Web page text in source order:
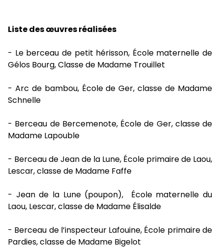
Liste des œuvres réalisées
- Le berceau de petit hérisson, École maternelle de
Gélos Bourg, Classe de Madame Trouillet
- Arc de bambou, École de Ger, classe de Madame
Schnelle
- Berceau de Bercemenote, École de Ger, classe de
Madame Lapouble
- Berceau de Jean de la Lune, École primaire de Laou,
Lescar, classe de Madame Faffe
- Jean de la Lune (poupon), École maternelle du
Laou, Lescar, classe de Madame Élisalde
- Berceau de l’inspecteur Lafouine, École primaire de
Pardies, classe de Madame Bigelot